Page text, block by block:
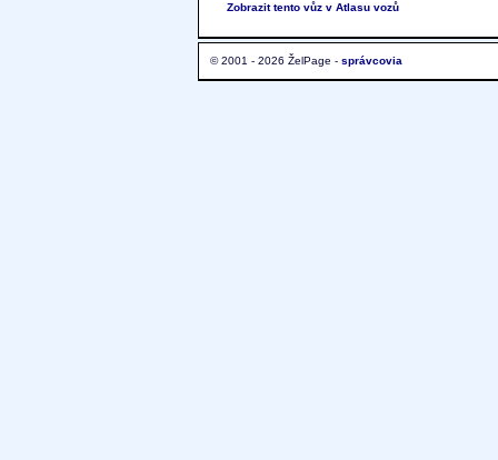
Zobrazit tento vůz v Atlasu vozů
© 2001 - 2026 ŽelPage - správcovia